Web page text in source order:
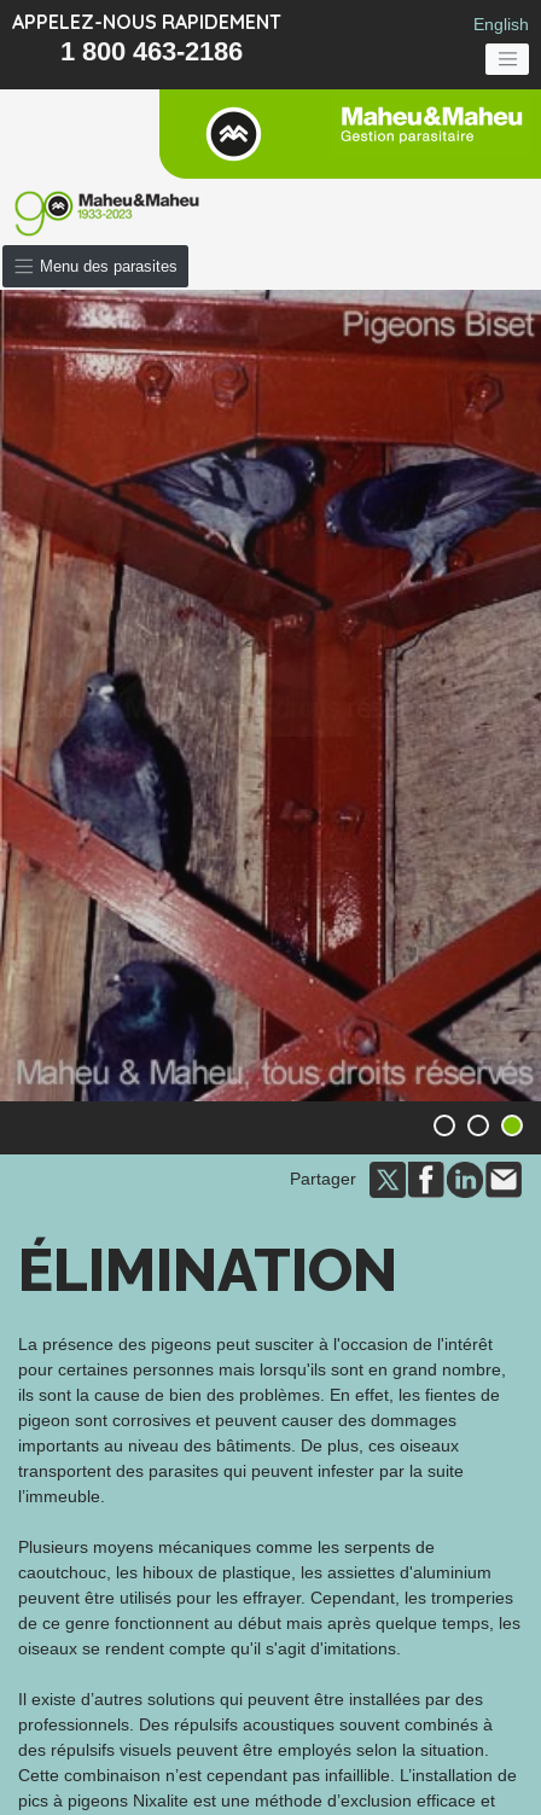
APPELEZ-NOUS RAPIDEMENT
1 800 463-2186
English
1 2 3
Menu des parasites
Partager
ÉLIMINATION
La présence des pigeons peut susciter à l'occasion de l'intérêt
pour certaines personnes mais lorsqu'ils sont en grand nombre,
ils sont la cause de bien des problèmes. En effet, les fientes de
pigeon sont corrosives et peuvent causer des dommages
importants au niveau des bâtiments. De plus, ces oiseaux
transportent des parasites qui peuvent infester par la suite
l’immeuble.
Plusieurs moyens mécaniques comme les serpents de
caoutchouc, les hiboux de plastique, les assiettes d'aluminium
peuvent être utilisés pour les effrayer. Cependant, les tromperies
de ce genre fonctionnent au début mais après quelque temps, les
oiseaux se rendent compte qu'il s'agit d'imitations.
Il existe d’autres solutions qui peuvent être installées par des
professionnels. Des répulsifs acoustiques souvent combinés à
des répulsifs visuels peuvent être employés selon la situation.
Cette combinaison n’est cependant pas infaillible. L’installation de
pics à pigeons Nixalite est une méthode d’exclusion efficace et